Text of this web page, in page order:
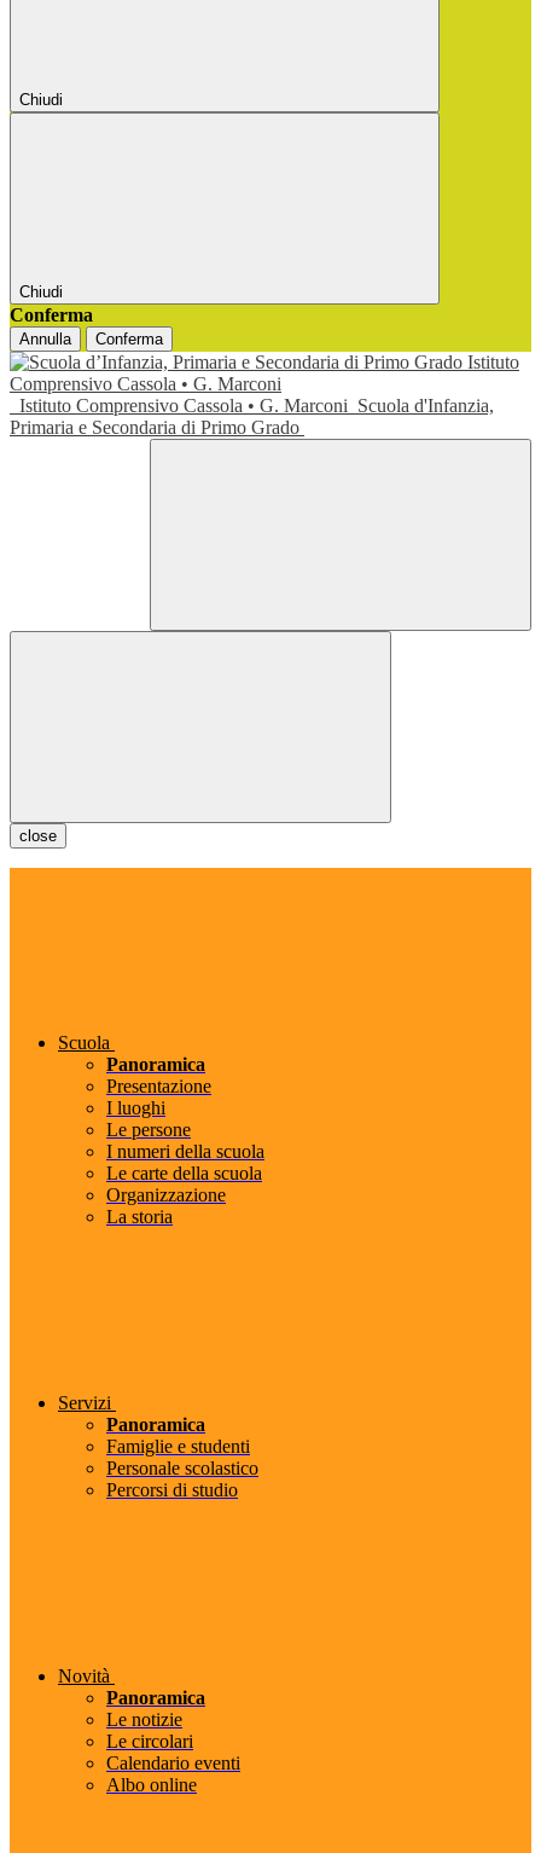
Chiudi
Chiudi
Conferma
Annulla Conferma
Istituto Comprensivo Cassola • G. Marconi Scuola d'Infanzia,
Primaria e Secondaria di Primo Grado
close
Scuola
Panoramica
Presentazione
I luoghi
Le persone
I numeri della scuola
Le carte della scuola
Organizzazione
La storia
Servizi
Panoramica
Famiglie e studenti
Personale scolastico
Percorsi di studio
Novità
Panoramica
Le notizie
Le circolari
Calendario eventi
Albo online